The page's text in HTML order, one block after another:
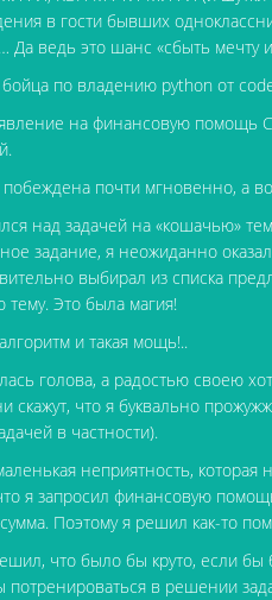
в гости бывших
Да ведь это шанс «сбыть мечту
по владению python от
на финансовую помощь
почти мгновенно, а
над задачей на «кошачью»
задание, я неожиданно
выбирал из списка
Это была магия!
и такая мощь!..
голова, а радостью своею
скажут, что я буквально
в частности).
неприятность,
я запросил финансовую
Поэтому я решил как-то
что было бы круто, если бы
в решении